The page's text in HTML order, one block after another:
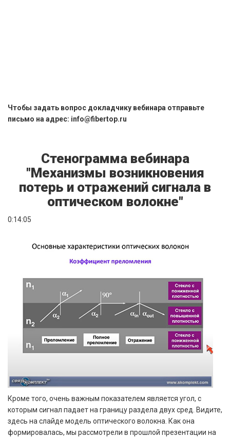
Чтобы задать вопрос докладчику вебинара отправьте
письмо на адрес: info@fibertop.ru
Стенограмма вебинара
"Механизмы возникновения
потерь и отражений сигнала в
оптическом волокне"
0:14:05
Кроме того, очень важным показателем является угол, с
которым сигнал падает на границу раздела двух сред. Видите,
здесь на слайде модель оптического волокна. Как она
формировалась, мы рассмотрели в прошлой презентации на